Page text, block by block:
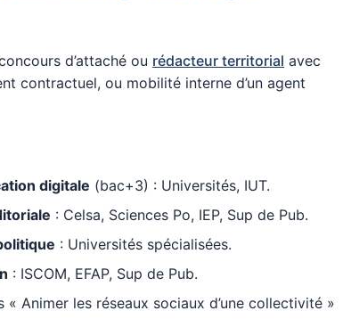
d’attaché ou rédacteur territorial avec
contractuel, ou mobilité interne d’un agent
digitale (bac+3) : Universités, IUT.
: Celsa, Sciences Po, IEP, Sup de Pub.
: Universités spécialisées.
: ISCOM, EFAP, Sup de Pub.
« Animer les réseaux sociaux d’une collectivité »